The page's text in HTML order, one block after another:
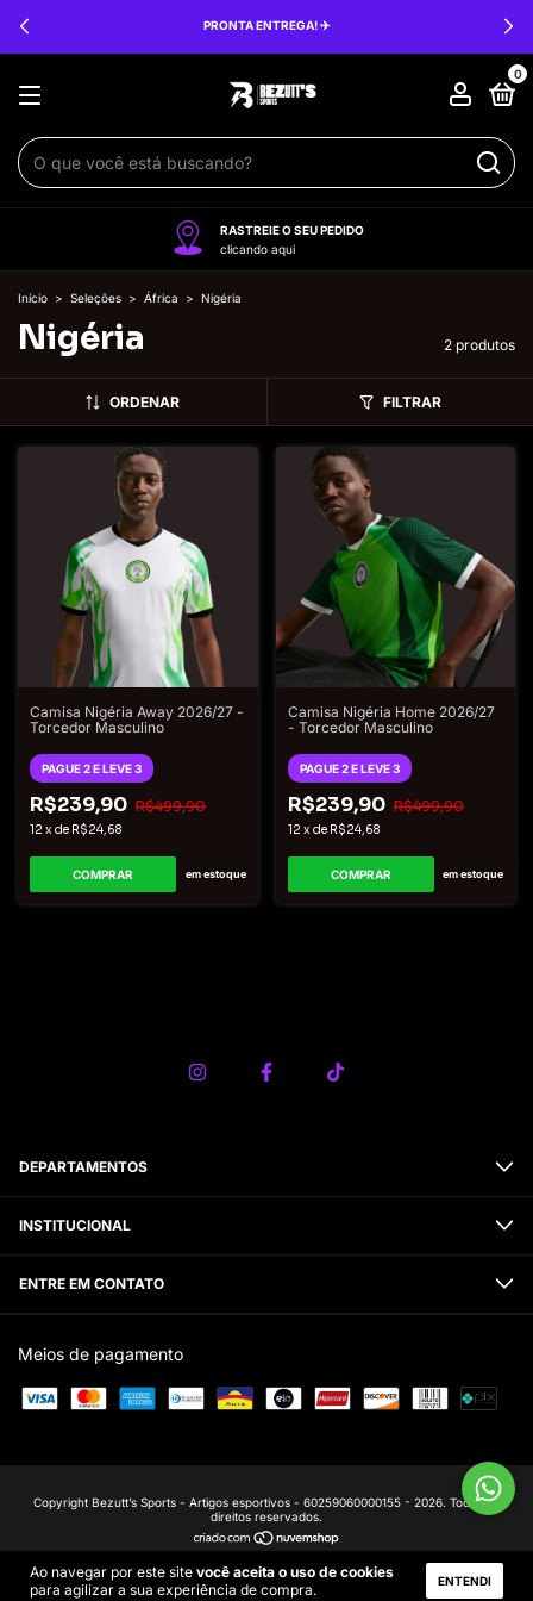
PRONTA ENTREGA! ✈️
0
RASTREIE O SEU PEDIDO
clicando aqui
Ao navegar por este site você aceita o uso de cookies
para agilizar a sua experiência de compra.
ENTENDI
Início > Seleções > África > Nigéria
Nigéria 2 produtos
ORDENAR FILTRAR
Camisa Nigéria Away 2026/27 -
Torcedor Masculino
PAGUE 2 E LEVE 3
R$239,90 R$499,90
12 x de R$24,68
COMPRAR em estoque
Camisa Nigéria Home 2026/27
- Torcedor Masculino
PAGUE 2 E LEVE 3
R$239,90 R$499,90
12 x de R$24,68
COMPRAR em estoque
DEPARTAMENTOS
INSTITUCIONAL
ENTRE EM CONTATO
Meios de pagamento
Copyright Bezutt’s Sports - Artigos esportivos - 60259060000155 - 2026. Todos os
direitos reservados.